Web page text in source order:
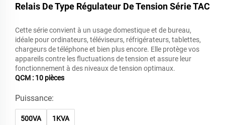
Relais De Type Régulateur De Tension Série TAC
Cette série convient à un usage domestique et de bureau,
idéale pour ordinateurs, téléviseurs, réfrigérateurs, tablettes,
chargeurs de téléphone et bien plus encore. Elle protège vos
appareils contre les fluctuations de tension et assure leur
fonctionnement à des niveaux de tension optimaux.
QCM : 10 pièces
Puissance:
500VA 1KVA